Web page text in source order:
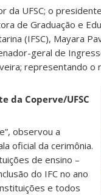
da UFSC; o
de Graduação e
(IFSC), Mayara
geral de
representando
da Coperve/UFSC
observou a
oficial da cerimônia.
de ensino –
do IFC no ano
e todos